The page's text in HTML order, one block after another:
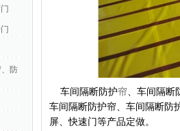
防
车间隔断防护帘、车间隔断
车间隔断防护帘、车间隔断防
屏、快速门等产品定做。